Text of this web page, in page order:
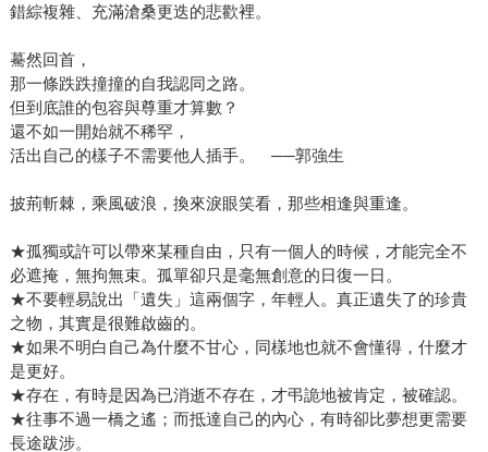
錯綜複雜、充滿滄桑更迭的悲歡裡。
驀然回首，
那一條跌跌撞撞的自我認同之路。
但到底誰的包容與尊重才算數？
還不如一開始就不稀罕，
活出自己的樣子不需要他人插手。 ──郭強生
披荊斬棘，乘風破浪，換來淚眼笑看，那些相逢與重逢。
★孤獨或許可以帶來某種自由，只有一個人的時候，才能完全不
必遮掩，無拘無束。孤單卻只是毫無創意的日復一日。
★不要輕易說出「遺失」這兩個字，年輕人。真正遺失了的珍貴
之物，其實是很難啟齒的。
★如果不明白自己為什麼不甘心，同樣地也就不會懂得，什麼才
是更好。
★存在，有時是因為已消逝不存在，才弔詭地被肯定，被確認。
★往事不過一橋之遙；而抵達自己的內心，有時卻比夢想更需要
長途跋涉。